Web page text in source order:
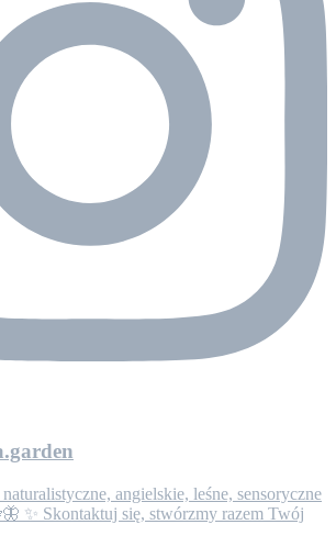
angielskie, leśne, sensoryczne
✨ Skontaktuj się, stwórzmy razem Twój